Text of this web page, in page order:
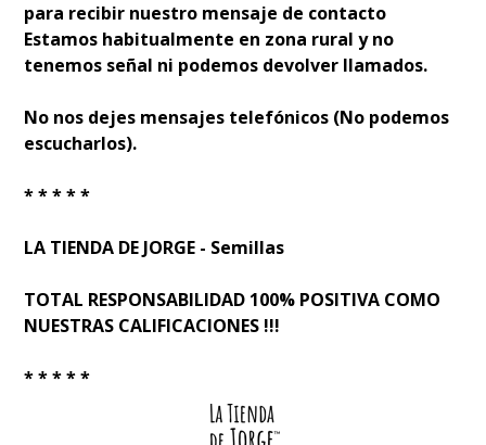
para recibir nuestro mensaje de contacto
Estamos habitualmente en zona rural y no
tenemos señal ni podemos devolver llamados.
No nos dejes mensajes telefónicos (No podemos
escucharlos).
* * * * *
LA TIENDA DE JORGE - Semillas
TOTAL RESPONSABILIDAD 100% POSITIVA COMO
NUESTRAS CALIFICACIONES !!!
* * * * *